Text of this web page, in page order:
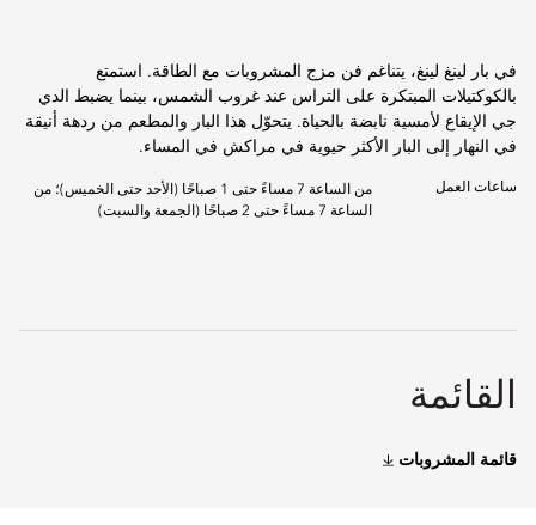
في بار لينغ لينغ، يتناغم فن مزج المشروبات مع الطاقة. استمتع
بالكوكتيلات المبتكرة على التراس عند غروب الشمس، بينما يضبط الدي
جي الإيقاع لأمسية نابضة بالحياة. يتحوّل هذا البار والمطعم من ردهة أنيقة
في النهار إلى البار الأكثر حيوية في مراكش في المساء.
ساعات العمل
من الساعة 7 مساءً حتى 1 صباحًا (الأحد حتى الخميس)؛ من
الساعة 7 مساءً حتى 2 صباحًا (الجمعة والسبت)
القائمة
قائمة المشروبات